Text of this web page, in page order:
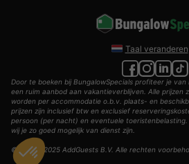
Taal veranderen
Door te boeken bij BungalowSpecials profiteer je
een ruim aanbod aan vakantieverblijven. Alle prijzen
worden per accommodatie o.b.v. plaats- en
prijzen zijn inclusief btw en exclusief
persoon (per nacht) en eventuele toeristenbelasting.
wij je zo goed mogelijk van dienst zijn.
© 2002 - 2025 AddGuests B.V. Alle rechten